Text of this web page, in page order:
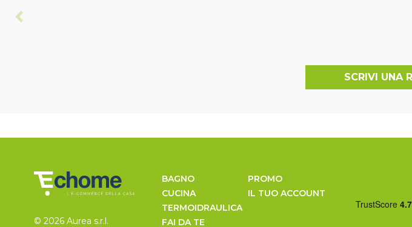
SCRIVI UNA
© 2026 Aurea s.r.l.
BAGNO
CUCINA
TERMOIDRAULICA
FAI DA TE
PROMO
IL TUO ACCOUNT